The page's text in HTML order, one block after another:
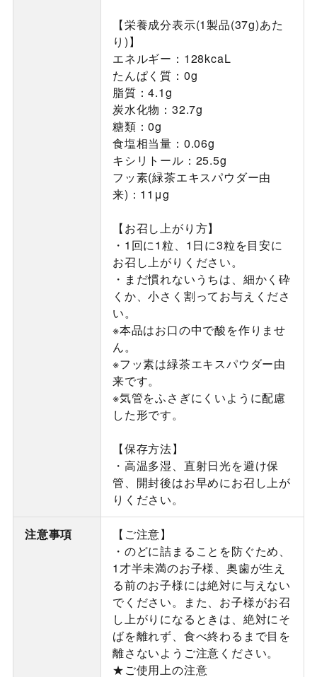
【栄養成分表示(1製品(37g)あた
り)】
エネルギー：128kcaL
たんぱく質：0g
脂質：4.1g
炭水化物：32.7g
糖類：0g
食塩相当量：0.06g
キシリトール：25.5g
フッ素(緑茶エキスパウダー由
来)：11μg
【お召し上がり方】
・1回に1粒、1日に3粒を目安に
お召し上がりください。
・まだ慣れないうちは、細かく砕
くか、小さく割ってお与えくださ
い。
※本品はお口の中で酸を作りませ
ん。
※フッ素は緑茶エキスパウダー由
来です。
※気管をふさぎにくいように配慮
した形です。
【保存方法】
・高温多湿、直射日光を避け保
管、開封後はお早めにお召し上が
りください。
注意事項
【ご注意】
・のどに詰まることを防ぐため、
1才半未満のお子様、奥歯が生え
る前のお子様には絶対に与えない
でください。また、お子様がお召
し上がりになるときは、絶対にそ
ばを離れず、食べ終わるまで目を
離さないようご注意ください。
★ご使用上の注意